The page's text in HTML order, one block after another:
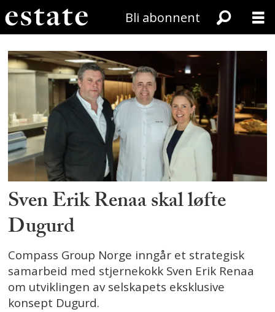
Bli abonnent
Tag:
compass
group
Sven Erik Renaa skal løfte
Dugurd
Compass Group Norge inngår et strategisk
samarbeid med stjernekokk Sven Erik Renaa
om utviklingen av selskapets eksklusive
konsept Dugurd.